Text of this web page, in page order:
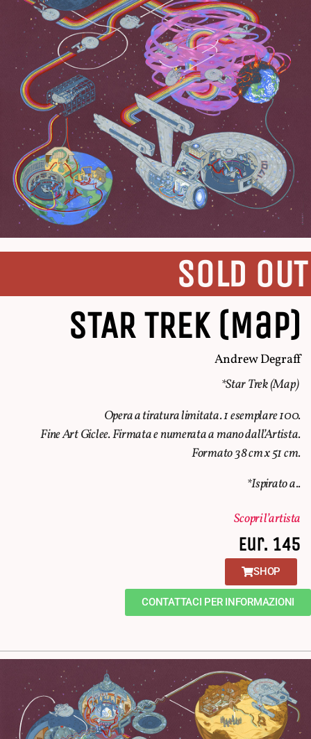
SOLD OUT
STAR TREK (Map)
Andrew Degraff
*Star Trek (Map)
Opera a tiratura limitata. 1 esemplare 100.
Fine Art Giclee. Firmata e numerata a mano dall’Artista.
Formato 38 cm x 51 cm.
*Ispirato a..
Scopri l’artista
Eur. 145
SHOP
CONTATTACI PER INFORMAZIONI